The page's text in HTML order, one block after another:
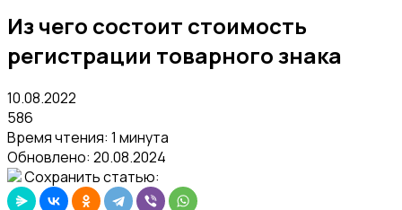
Из чего состоит стоимость
регистрации товарного знака
10.08.2022
586
Время чтения: 1 минута
Обновлено: 20.08.2024
Сохранить статью: